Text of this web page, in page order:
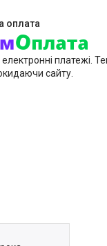
електронні платежі.
сайту.